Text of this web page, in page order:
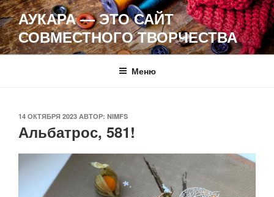
Перейти
к
содержимому
АУКАРА — ЭТО САЙТ
СОВМЕСТНОГО ТВОРЧЕСТВА
Меню
ОПУБЛИКОВАНО
14 ОКТЯБРЯ 2023 АВТОР: NIMFS
Альбатрос, 581!